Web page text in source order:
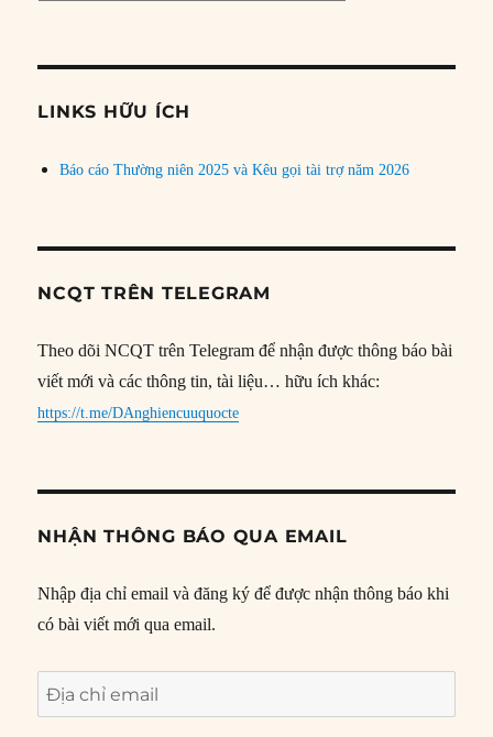
đề
LINKS HỮU ÍCH
Báo cáo Thường niên 2025 và Kêu gọi tài trợ năm 2026
NCQT TRÊN TELEGRAM
Theo dõi NCQT trên Telegram để nhận được thông báo bài
viết mới và các thông tin, tài liệu… hữu ích khác:
https://t.me/DAnghiencuuquocte
NHẬN THÔNG BÁO QUA EMAIL
Nhập địa chỉ email và đăng ký để được nhận thông báo khi
có bài viết mới qua email.
Địa
chỉ